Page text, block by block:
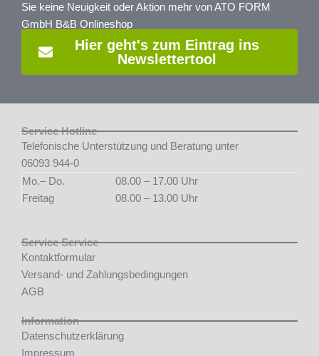
Sie keine Neuigkeit oder Aktion mehr von ATO FORM
GmbH B&B Onlineshop
Hier geht's zum Eintrag ins
Newslettertool
Service Hotline
Telefonische Unterstützung und Beratung unter
06093 944-0
Mo.– Do.
08.00 – 17.00 Uhr
Freitag
08.00 – 13.00 Uhr
Service Service
Kontaktformular
Versand- und Zahlungsbedingungen
AGB
Information
Datenschutzerklärung
Impressum